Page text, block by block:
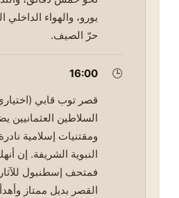
يورو، والهواء الداخلي
حرّ الصيف.
🕒
16:00
قصر توب قابي
السلاطين العثمانيين
ومقتنيات إسلامية
النبوية الشريفة. إن
فمتحف إسطنبول
القصر بديل ممتاز